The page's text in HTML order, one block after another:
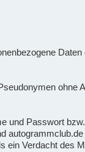
ohne
und Passwort
ein Verdacht des